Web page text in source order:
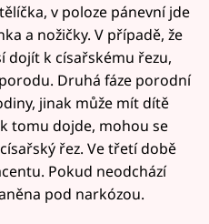
v poloze pánevní jde
a nožičky. V případě, že
dojít k císařskému řezu,
Druhá fáze porodní
jinak může mít dítě
tomu dojde, mohou se
řez. Ve třetí době
Pokud neodchází
pod narkózou.